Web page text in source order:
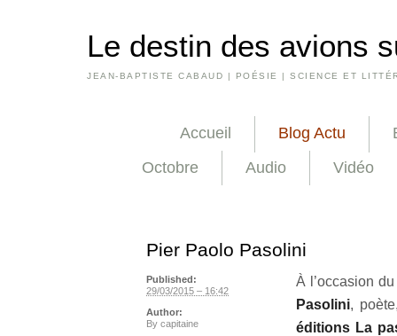
Le destin des avions
JEAN-BAPTISTE CABAUD | POÉSIE | SCIENCE ET
Accueil Blog Actu
Octobre
Audio Vidéo
Pier Paolo Pasolini
À l’occasion
Pasolini,
éditions La
Published:
29/03/2015 – 16:42
Author:
By capitaine